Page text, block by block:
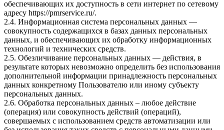
обеспечивающих их доступность в сети интернет по сетевому
адресу https://pmrservice.ru/.
2.4. Информационная система персональных данных —
совокупность содержащихся в базах данных персональных
данных, и обеспечивающих их обработку информационных
технологий и технических средств.
2.5. Обезличивание персональных данных — действия, в
результате которых невозможно определить без использования
дополнительной информации принадлежность персональных
данных конкретному Пользователю или иному субъекту
персональных данных.
2.6. Обработка персональных данных – любое действие
(операция) или совокупность действий (операций),
совершаемых с использованием средств автоматизации или